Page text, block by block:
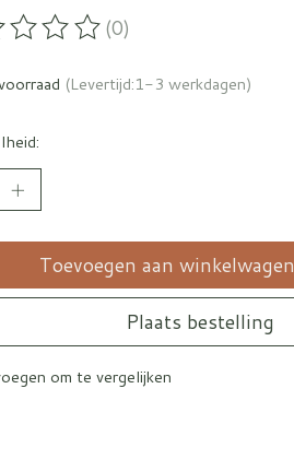
van dit product is
(0)
(Levertijd:1-3 werkdagen)
Toevoegen aan winkelwagen
Plaats bestelling
om te vergelijken